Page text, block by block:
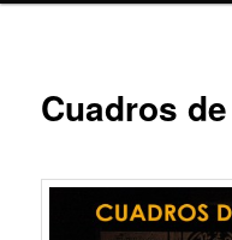
Cuadros